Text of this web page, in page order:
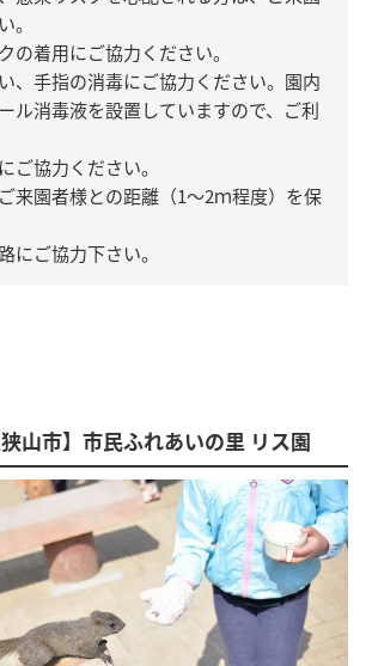
。
の着用にご協力ください。
、手指の消毒にご協力ください。園内
ル消毒液を設置していますので、ご利
協力ください。
来園者様との距離（1～2ｍ程度）を保
ご協力下さい。
山市】市民ふれあいの里 リス園